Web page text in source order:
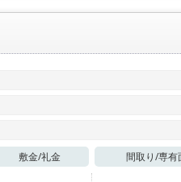
敷金/礼金 間取り/専有